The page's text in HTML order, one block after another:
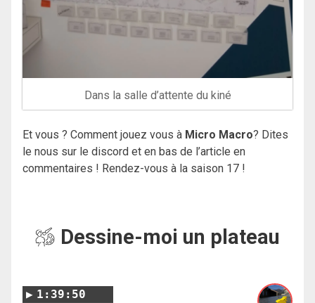
Dans la salle d’attente du kiné
Et vous ? Comment jouez vous à Micro Macro? Dites
le nous sur le discord et en bas de l’article en
commentaires ! Rendez-vous à la saison 17 !
Dessine-moi un plateau
1:39:50